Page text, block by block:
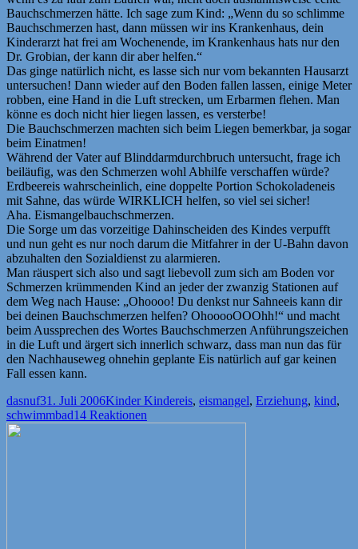
Bauchschmerzen hätte. Ich sage zum Kind: „Wenn du so schlimme
Bauchschmerzen hast, dann müssen wir ins Krankenhaus, dein
Kinderarzt hat frei am Wochenende, im Krankenhaus hats nur den
Dr. Grobian, der kann dir aber helfen.“
Das ginge natürlich nicht, es lasse sich nur vom bekannten Hausarzt
untersuchen! Dann wieder auf den Boden fallen lassen, einige Meter
robben, eine Hand in die Luft strecken, um Erbarmen flehen. Man
könne es doch nicht hier liegen lassen, es versterbe!
Die Bauchschmerzen machten sich beim Liegen bemerkbar, ja sogar
beim Einatmen!
Während der Vater auf Blinddarmdurchbruch untersucht, frage ich
beiläufig, was den Schmerzen wohl Abhilfe verschaffen würde?
Erdbeereis wahrscheinlich, eine doppelte Portion Schokoladeneis
mit Sahne, das würde WIRKLICH helfen, so viel sei sicher!
Aha. Eismangelbauchschmerzen.
Die Sorge um das vorzeitige Dahinscheiden des Kindes verpufft
und nun geht es nur noch darum die Mitfahrer in der U-Bahn davon
abzuhalten den Sozialdienst zu alarmieren.
Man räuspert sich also und sagt liebevoll zum sich am Boden vor
Schmerzen krümmenden Kind an jeder der zwanzig Stationen auf
dem Weg nach Hause: „Ohoooo! Du denkst nur Sahneeis kann dir
bei deinen Bauchschmerzen helfen? OhooooOOOhh!“ und macht
beim Aussprechen des Wortes Bauchschmerzen Anführungszeichen
in die Luft und ärgert sich innerlich schwarz, dass man nun das für
den Nachhauseweg ohnehin geplante Eis natürlich auf gar keinen
Fall essen kann.
Autor
dasnufVeröffentlicht
am
31. Juli 2006Kategorien
Kinder KinderSchlagwörter
eis, eismangel, Erziehung, kind,
schwimmbad14 Reaktionen